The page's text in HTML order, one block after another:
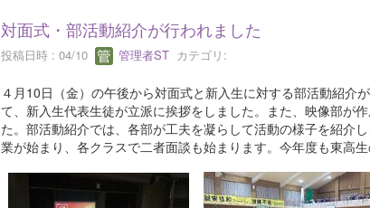
対面式・部活動紹介が行われました
投稿日時 : 04/10 管理者STカテゴリ:
４月10日（金）の午後から対面式と新入生に対する部活動紹介
て、新入生代表生徒が立派に挨拶をしました。また、映像部が
た。部活動紹介では、各部が工夫を凝らして活動の様子を紹介
業が始まり、各クラスで二者面談も始まります。今年度も東高